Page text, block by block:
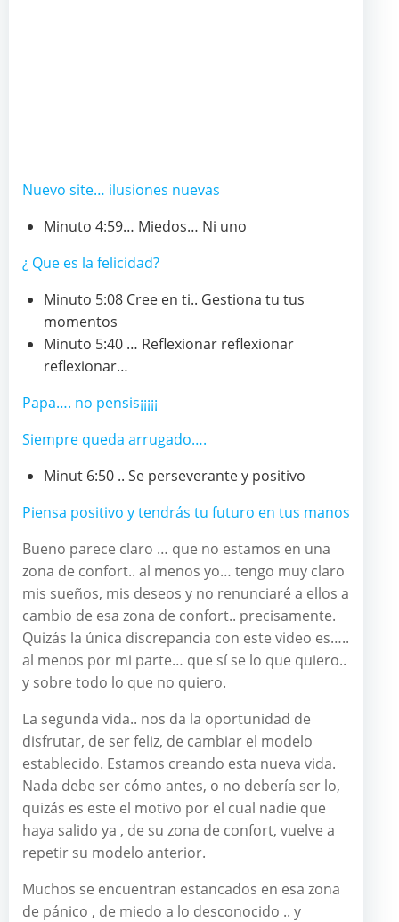
Nuevo site… ilusiones nuevas
Minuto 4:59… Miedos… Ni uno
¿ Que es la felicidad?
Minuto 5:08 Cree en ti.. Gestiona tu tus
momentos
Minuto 5:40 … Reflexionar reflexionar
reflexionar…
Papa…. no pensis¡¡¡¡¡
Siempre queda arrugado….
Minut 6:50 .. Se perseverante y positivo
Piensa positivo y tendrás tu futuro en tus manos
Bueno parece claro … que no estamos en una
zona de confort.. al menos yo… tengo muy claro
mis sueños, mis deseos y no renunciaré a ellos a
cambio de esa zona de confort.. precisamente.
Quizás la única discrepancia con este video es…..
al menos por mi parte… que sí se lo que quiero..
y sobre todo lo que no quiero.
La segunda vida.. nos da la oportunidad de
disfrutar, de ser feliz, de cambiar el modelo
establecido. Estamos creando esta nueva vida.
Nada debe ser cómo antes, o no debería ser lo,
quizás es este el motivo por el cual nadie que
haya salido ya , de su zona de confort, vuelve a
repetir su modelo anterior.
Muchos se encuentran estancados en esa zona
de pánico , de miedo a lo desconocido .. y